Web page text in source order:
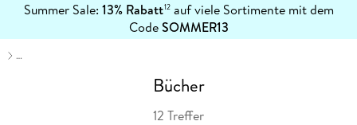
Summer Sale: 13% Rabatt12auf viele Sortimente mit dem
CodeSOMMER13
erfahren
…
Bücher
12 Treffer